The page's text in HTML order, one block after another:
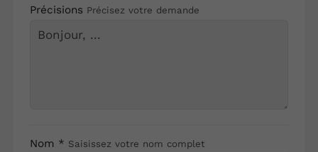
Précisions Précisez votre demande
Nom * Saisissez votre nom complet